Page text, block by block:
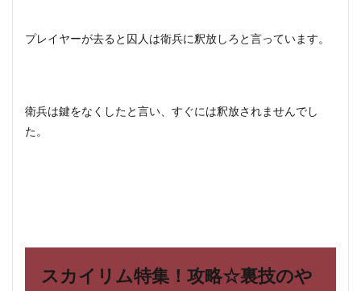
プレイヤーが去ると囚人は衛兵に釈放しろと言っています。
衛兵は鍵をなくしたと言い、すぐには釈放されませんでし
た。
スカイリム特集！攻略☆裏技のや